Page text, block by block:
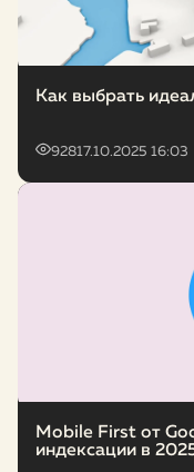
Как выбрать
92817.10.2025 16:03
Mobile First от
индексации в